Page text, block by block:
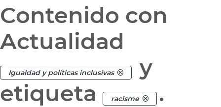
Contenido con
Actualidad
Igualdad y políticas inclusivas
y
etiqueta
racisme .